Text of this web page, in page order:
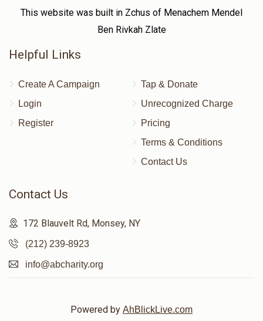
This website was built in Zchus of Menachem Mendel
Ben Rivkah Zlate
Helpful Links
Create A Campaign
Login
Register
Tap & Donate
Unrecognized Charge
Pricing
Terms & Conditions
Contact Us
Contact Us
172 Blauvelt Rd, Monsey, NY
(212) 239-8923
info@abcharity.org
Powered by AhBlickLive.com